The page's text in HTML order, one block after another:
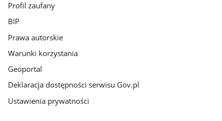
Profil zaufany
BIP
Prawa autorskie
Warunki korzystania
Geoportal
Deklaracja dostępności serwisu Gov.pl
Ustawienia prywatności